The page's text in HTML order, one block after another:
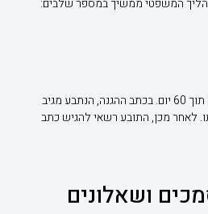
המשפטי ממשיך במספר שלבים:
הנתבע רשאי להגיש כתב הגנה תוך 60 יום. בכתב ההגנה, הנתבע מגיב
לאחר מכן, התובע רשאי להגיש כתב
ושאלונים